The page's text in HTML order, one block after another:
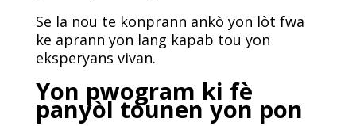
Se la nou te konprann ankò yon lòt fwa
ke aprann yon lang kapab tou yon
eksperyans vivan.
Yon pwogram ki fè
panyòl tounen yon pon